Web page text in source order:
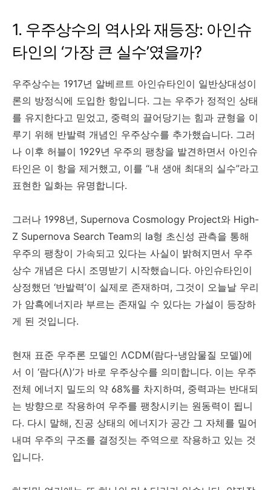
1. 우주상수의 역사와 재등장: 아인슈
타인의 ‘가장 큰 실수’였을까?
우주상수는 1917년 알베르트 아인슈타인이 일반상대성이
론의 방정식에 도입한 항입니다. 그는 우주가 정적인 상태
를 유지한다고 믿었고, 중력의 끌어당기는 힘과 균형을 이
루기 위해 반발력 개념인 우주상수를 추가했습니다. 그러
나 이후 허블이 1929년 우주의 팽창을 발견하면서 아인슈
타인은 이 항을 제거했고, 이를 “내 생애 최대의 실수”라고
표현한 일화는 유명합니다.
그러나 1998년, Supernova Cosmology Project와 High-
Z Supernova Search Team의 Ia형 초신성 관측을 통해
우주의 팽창이 가속되고 있다는 사실이 밝혀지면서 우주
상수 개념은 다시 조명받기 시작했습니다. 아인슈타인이
상정했던 ‘반발력’이 실제로 존재하며, 그것이 오늘날 우리
가 암흑에너지라 부르는 존재일 수 있다는 가설이 등장하
게 된 것입니다.
현재 표준 우주론 모델인 ΛCDM(람다-냉암물질 모델)에
서 이 ‘람다(Λ)’가 바로 우주상수를 의미합니다. 이는 우주
전체 에너지 밀도의 약 68%를 차지하며, 중력과는 반대되
는 방향으로 작용하여 우주를 팽창시키는 원동력이 됩니
다. 다시 말해, 진공 상태의 에너지가 공간 그 자체를 밀어
내며 우주의 구조를 결정짓는 주역으로 작용하고 있는 것
입니다.